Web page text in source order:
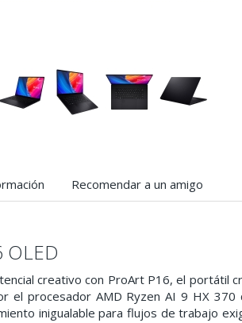
Recomendar a un amigo
OLED
creativo con ProArt P16, el portátil
el procesador AMD Ryzen AI 9 HX
inigualable para flujos de trabajo